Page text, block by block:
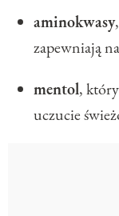
aminokwasy
zapewniają
mentol,
uczucie